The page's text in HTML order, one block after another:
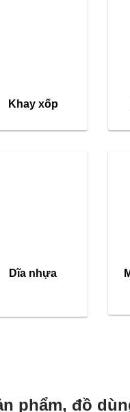
Khay xốp
Dĩa nhựa
phẩm, đồ